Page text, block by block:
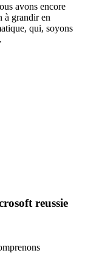
avons encore
à grandir en
qui, soyons
reussie